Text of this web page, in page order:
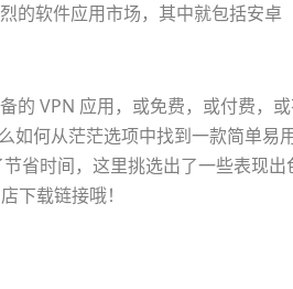
的软件应用市场，其中就包括安卓
的 VPN 应用，或免费，或付费，
如何从茫茫选项中找到一款简单易
省时间，这里挑选出了一些表现出
下载链接哦！